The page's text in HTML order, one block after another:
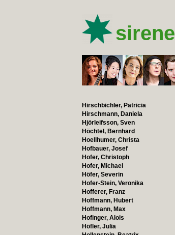
sirene
Hirschbichler, Patricia
Hirschmann, Daniela
Hjörleifsson, Sven
Höchtel, Bernhard
Hoellhumer, Christa
Hofbauer, Josef
Hofer, Christoph
Hofer, Michael
Höfer, Severin
Hofer-Stein, Veronika
Hofferer, Franz
Hoffmann, Hubert
Hoffmann, Max
Hofinger, Alois
Höfler, Julia